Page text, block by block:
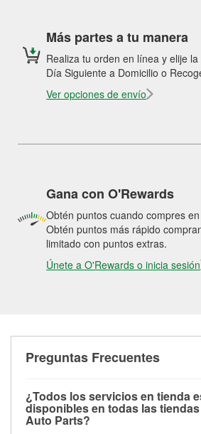
Más partes a tu manera
Realiza tu orden en línea y elije
Día Siguiente a Domicilio o
Ver opciones de envío
Gana con O'Rewards
Obtén puntos cuando compres
Obtén puntos más rápido
limitado con puntos extras.
Únete a O'Rewards o inicia sesión
Preguntas Frecuentes
¿Todos los servicios en tienda
disponibles en todas las
Auto Parts?